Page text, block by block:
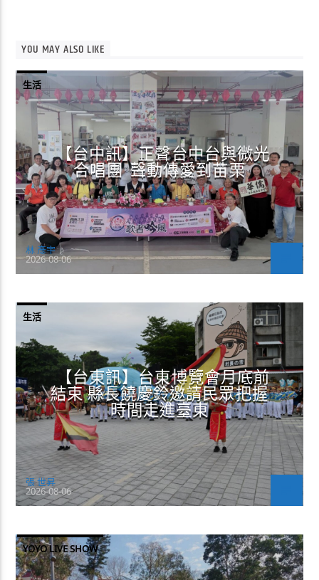
YOU MAY ALSO LIKE
生活
【台中訊】正聲台中台與微光
合唱團 聲動傳愛到苗栗
林 彥宇
2026-08-06
生活
【台東訊】台東博覽會月底前
結束 縣長饒慶鈴邀請民眾把握
時間走進臺東
張 世昇
2026-08-06
YOYO LIVE SHOW